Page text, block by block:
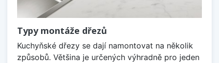
Typy montáže dřezů
Kuchyňské dřezy se dají namontovat na několik
způsobů. Většina je určených výhradně pro jeden